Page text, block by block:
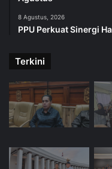
8 Agustus, 2026
PPU Perkuat Sinergi
Terkini